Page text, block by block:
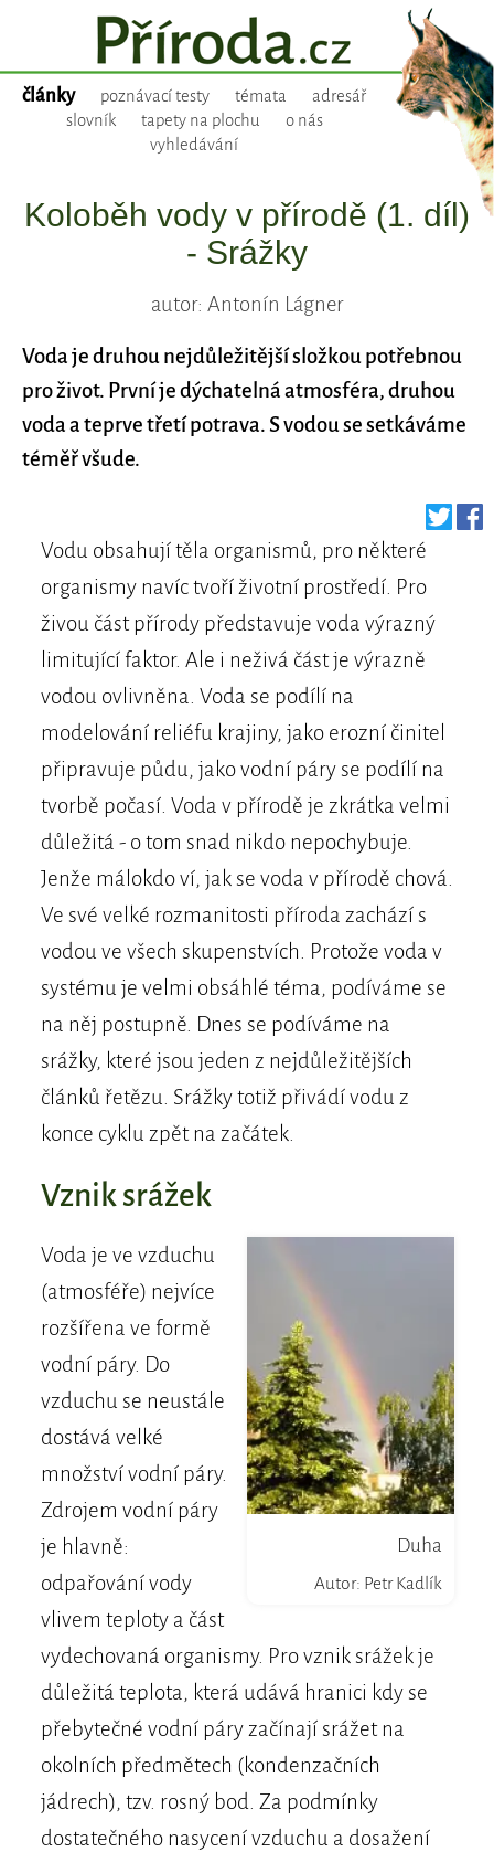
články poznávací testy témata
adresář
slovník
tapety na plochu
o nás
vyhledávání
Koloběh vody v přírodě (1. díl)
- Srážky
autor: Antonín Lágner
Voda je druhou nejdůležitější složkou potřebnou
pro život. První je dýchatelná atmosféra, druhou
voda a teprve třetí potrava. S vodou se setkáváme
téměř všude.
Vodu obsahují těla organismů, pro některé
organismy navíc tvoří životní prostředí. Pro
živou část přírody představuje voda výrazný
limitující faktor. Ale i neživá část je výrazně
vodou ovlivněna. Voda se podílí na
modelování reliéfu krajiny, jako erozní činitel
připravuje půdu, jako vodní páry se podílí na
tvorbě počasí. Voda v přírodě je zkrátka velmi
důležitá - o tom snad nikdo nepochybuje.
Jenže málokdo ví, jak se voda v přírodě chová.
Ve své velké rozmanitosti příroda zachází s
vodou ve všech skupenstvích. Protože voda v
systému je velmi obsáhlé téma, podíváme se
na něj postupně. Dnes se podíváme na
srážky, které jsou jeden z nejdůležitějších
článků řetězu. Srážky totiž přivádí vodu z
konce cyklu zpět na začátek.
Vznik srážek
Duha
Autor: Petr Kadlík
Voda je ve vzduchu
(atmosféře) nejvíce
rozšířena ve formě
vodní páry. Do
vzduchu se neustále
dostává velké
množství vodní páry.
Zdrojem vodní páry
je hlavně:
odpařování vody
vlivem teploty a část
vydechovaná organismy. Pro vznik srážek je
důležitá teplota, která udává hranici kdy se
přebytečné vodní páry začínají srážet na
okolních předmětech (kondenzačních
jádrech), tzv. rosný bod. Za podmínky
dostatečného nasycení vzduchu a dosažení